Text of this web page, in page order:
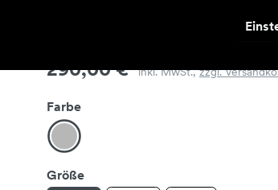
Mauria EVO GTX
Preis
290,00 € inkl. MwSt.,zzgl.
Farbe
Größe